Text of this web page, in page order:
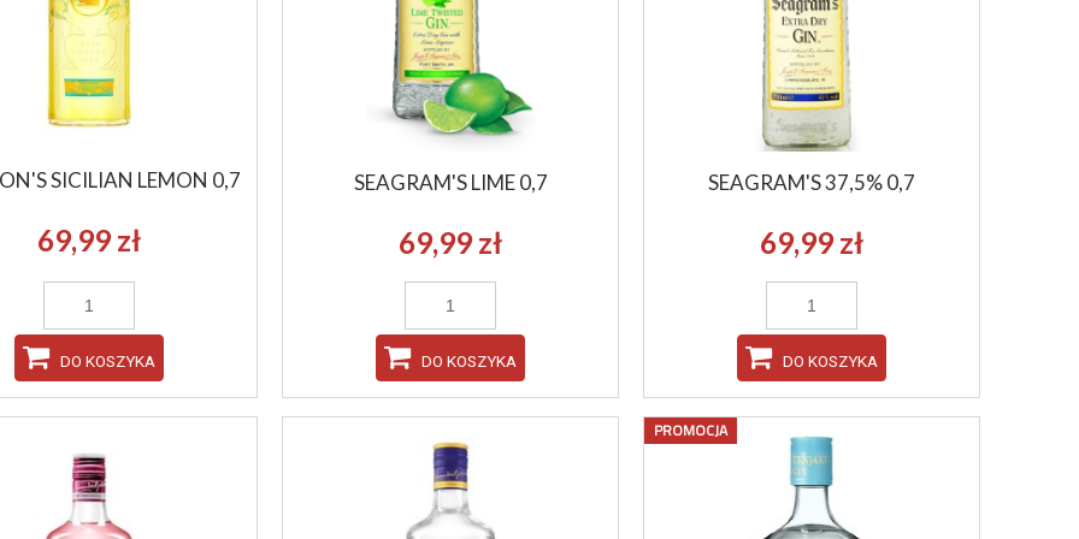
SICILIAN LEMON 0,7
69,99 zł
DO KOSZYKA
SEAGRAM'S LIME 0,7
69,99 zł
DO KOSZYKA
SEAGRAM'S 37,5% 0,7
69,99 zł
DO KOSZYKA
PROMOCJA